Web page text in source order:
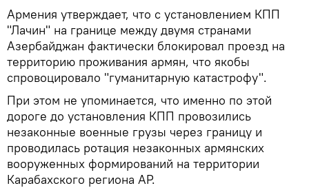
Армения утверждает, что с установлением КПП
"Лачин" на границе между двумя странами
Азербайджан фактически блокировал проезд на
территорию проживания армян, что якобы
спровоцировало "гуманитарную катастрофу".
При этом не упоминается, что именно по этой
дороге до установления КПП провозились
незаконные военные грузы через границу и
проводилась ротация незаконных армянских
вооруженных формирований на территории
Карабахского региона АР.